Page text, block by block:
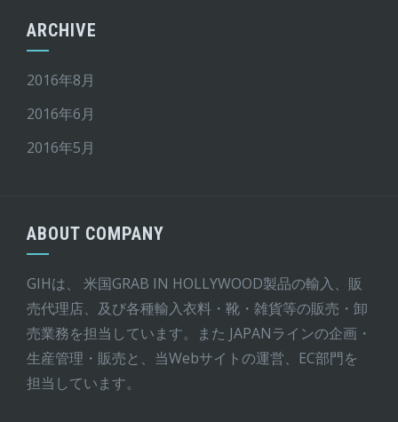
ARCHIVE
2016年8月
2016年6月
2016年5月
ABOUT COMPANY
GIHは、 米国GRAB IN HOLLYWOOD製品の輸入、販
売代理店、及び各種輸入衣料・靴・雑貨等の販売・卸
売業務を担当しています。また JAPANラインの企画・
生産管理・販売と、当Webサイトの運営、EC部門を
担当しています。